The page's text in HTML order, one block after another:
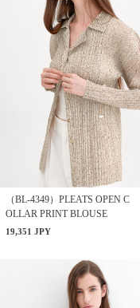
（BL-4349）PLEATS OPEN C
OLLAR PRINT BLOUSE
19,351 JPY